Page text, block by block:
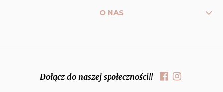
O NAS
Dołącz do naszej społeczności!!